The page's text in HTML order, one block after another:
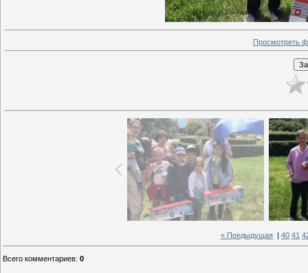
Просмотреть
« Предыдущая 40 41
Всего комментариев: 0